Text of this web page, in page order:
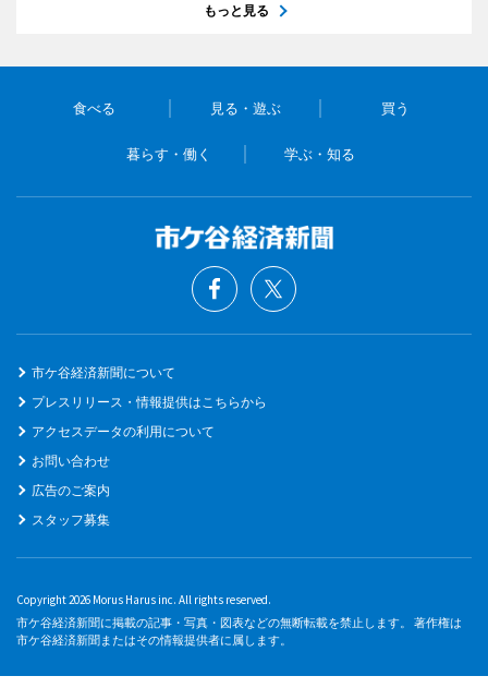
もっと見る
食べる 見る・遊ぶ 買う
暮らす・働く 学ぶ・知る
市ケ谷経済新聞について
プレスリリース・情報提供はこちらから
アクセスデータの利用について
お問い合わせ
広告のご案内
スタッフ募集
Copyright 2026 Morus Harus inc. All rights reserved.
市ケ谷経済新聞に掲載の記事・写真・図表などの無断転載を禁止します。 著作権は
市ケ谷経済新聞またはその情報提供者に属します。